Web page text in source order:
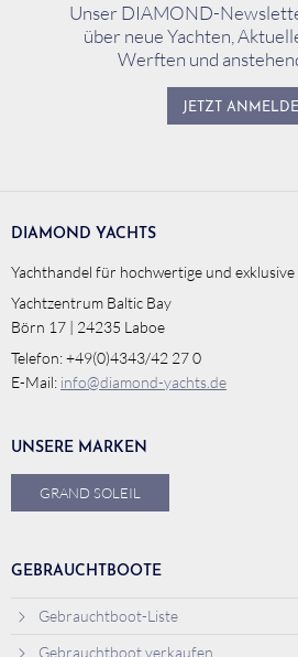
Unser DIAMOND-
über neue Yachten,
Werften und
JETZT
DIAMOND YACHTS
Yachthandel für hochwertige und
Yachtzentrum Baltic Bay
Börn 17 | 24235 Laboe
Telefon: +49(0)4343/42 27 0
E-Mail: info@diamond-yachts.de
UNSERE MARKEN
GRAND SOLEIL
GEBRAUCHTBOOTE
Gebrauchtboot-Liste
Gebrauchtboot verkaufen